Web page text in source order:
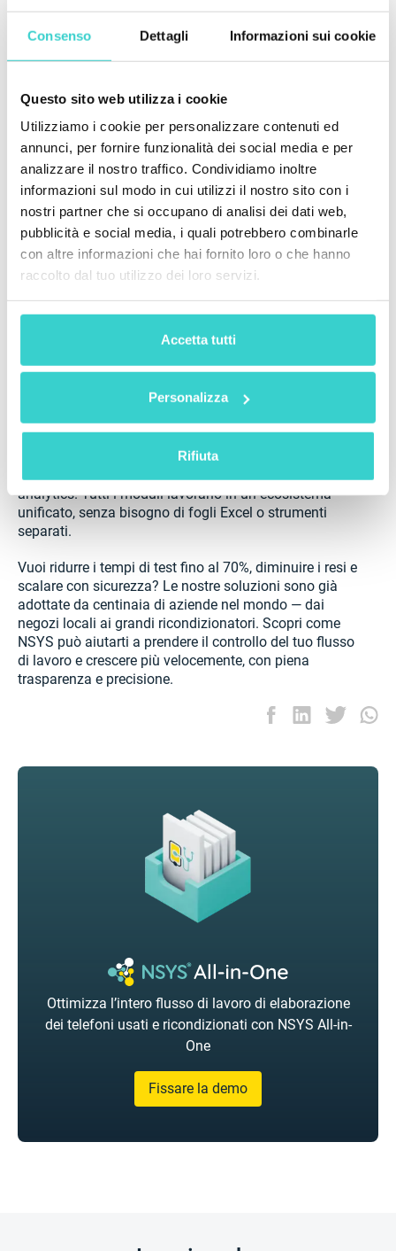
Consenso Dettagli Informazioni sui cookie
Questo sito web utilizza i cookie
Utilizziamo i cookie per personalizzare contenuti ed
annunci, per fornire funzionalità dei social media e per
analizzare il nostro traffico. Condividiamo inoltre
informazioni sul modo in cui utilizzi il nostro sito con i
nostri partner che si occupano di analisi dei dati web,
pubblicità e social media, i quali potrebbero combinarle
con altre informazioni che hai fornito loro o che hanno
raccolto dal tuo utilizzo dei loro servizi.
Accetta tutti
Personalizza
Rifiuta
Anche le piccole imprese devono rispettare le
normative locali, come licenze, fatturazione e
certificazioni di cancellazione dati.
Conserva registri completi, gestisci la fiscalità
correttamente ed effettua la cancellazione dei dati in
modo sicuro.
Conclusione
Il mobile business offre un enorme potenziale — ma
solo per chi lo gestisce in modo professionale.
Evitando questi 10 errori comuni, puoi migliorare
l’efficienza, soddisfare i clienti e garantire una crescita
NSYS All-in-One Platform
aziende di telefoni usati a gestire ogni fase delle
operazioni — dalla diagnosi automatica alla
classificazione oggettiva, dal tracciamento in tempo
reale dell’inventario alla conformità legale e agli
analytics. Tutti i moduli lavorano in un ecosistema
unificato, senza bisogno di fogli Excel o strumenti
separati.
Vuoi ridurre i tempi di test fino al 70%, diminuire i resi e
scalare con sicurezza? Le nostre soluzioni sono già
adottate da centinaia di aziende nel mondo — dai
negozi locali ai grandi ricondizionatori. Scopri come
NSYS può aiutarti a prendere il controllo del tuo flusso
di lavoro e crescere più velocemente, con piena
trasparenza e precisione.
Ottimizza l’intero flusso di lavoro di elaborazione
dei telefoni usati e ricondizionati con NSYS All-in-
One
Fissare la demo